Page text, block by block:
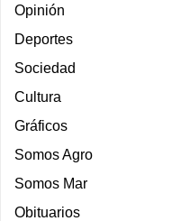
Opinión
Deportes
Sociedad
Cultura
Gráficos
Somos Agro
Somos Mar
Obituarios